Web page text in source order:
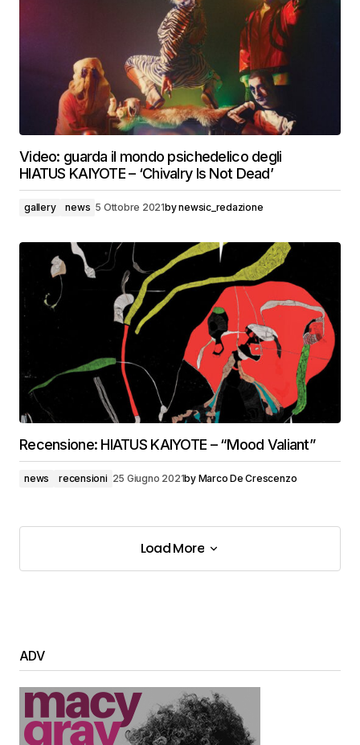
Video: guarda il mondo psichedelico degli
HIATUS KAIYOTE – ‘Chivalry Is Not Dead’
gallery news 5 Ottobre 2021bynewsic_redazione
Recensione: HIATUS KAIYOTE – “Mood Valiant”
news recensioni 25 Giugno 2021by Marco De Crescenzo
Load More
Load More
ADV